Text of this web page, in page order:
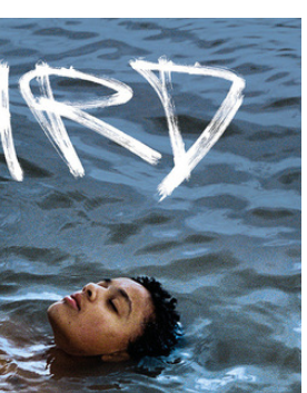
values, the objectification of
reign of lies and
filmu o rekinie,
„Big Shark” działa według
sprawia wrażenie, jakby nie
Dialogi pojawiają się znikąd,
a efekty specjalne i
mieszankę szczerej ambicji,
humoru. To kino, które
katastrofą a dziełem
widzom dokładnie tego
dla którego powstały pokazy
dobrych”.
stoi Tommy Wiseau – twórca
powszechnie uznawanego za
złych filmów w historii kina. Przez